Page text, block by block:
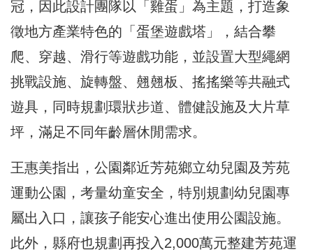
冠，因此設計團隊以「雞蛋」為主題，打造象
徵地方產業特色的「蛋堡遊戲塔」，結合攀
爬、穿越、滑行等遊戲功能，並設置大型繩網
挑戰設施、旋轉盤、翹翹板、搖搖樂等共融式
遊具，同時規劃環狀步道、體健設施及大片草
坪，滿足不同年齡層休閒需求。
王惠美指出，公園鄰近芳苑鄉立幼兒園及芳苑
運動公園，考量幼童安全，特別規劃幼兒園專
屬出入口，讓孩子能安心進出使用公園設施。
此外，縣府也規劃再投入2,000萬元整建芳苑運